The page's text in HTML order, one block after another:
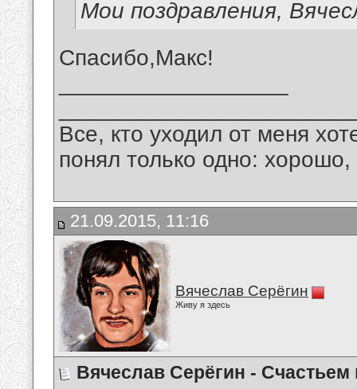
Мои поздравления,
Спасибо,Макс!
Все, кто уходил от меня
понял только одно:
21.09.2015, 11:16
Вячеслав Серёгин
Живу я здесь
Вячеслав Серёгин - Счастьем